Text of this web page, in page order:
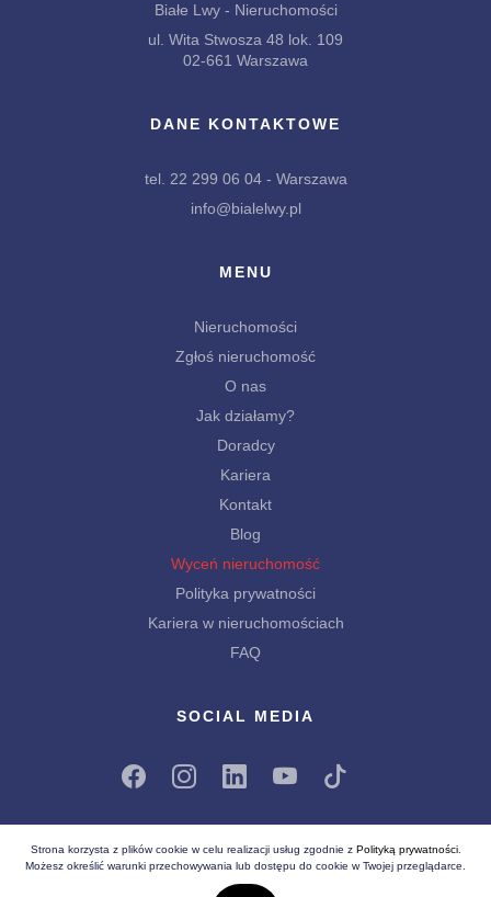
Białe Lwy - Nieruchomości
ul. Wita Stwosza 48 lok. 109
02-661 Warszawa
DANE KONTAKTOWE
tel. 22 299 06 04 - Warszawa
info@bialelwy.pl
MENU
Nieruchomości
Zgłoś nieruchomość
O nas
Jak działamy?
Doradcy
Kariera
Kontakt
Blog
Wyceń nieruchomość
Polityka prywatności
Kariera w nieruchomościach
FAQ
SOCIAL MEDIA
Wszelkie prawa zastrzeżone (C) 2026
Strona korzysta z plików cookie w celu realizacji usług zgodnie z Polityką prywatności.
Możesz określić warunki przechowywania lub dostępu do cookie w Twojej przeglądarce.